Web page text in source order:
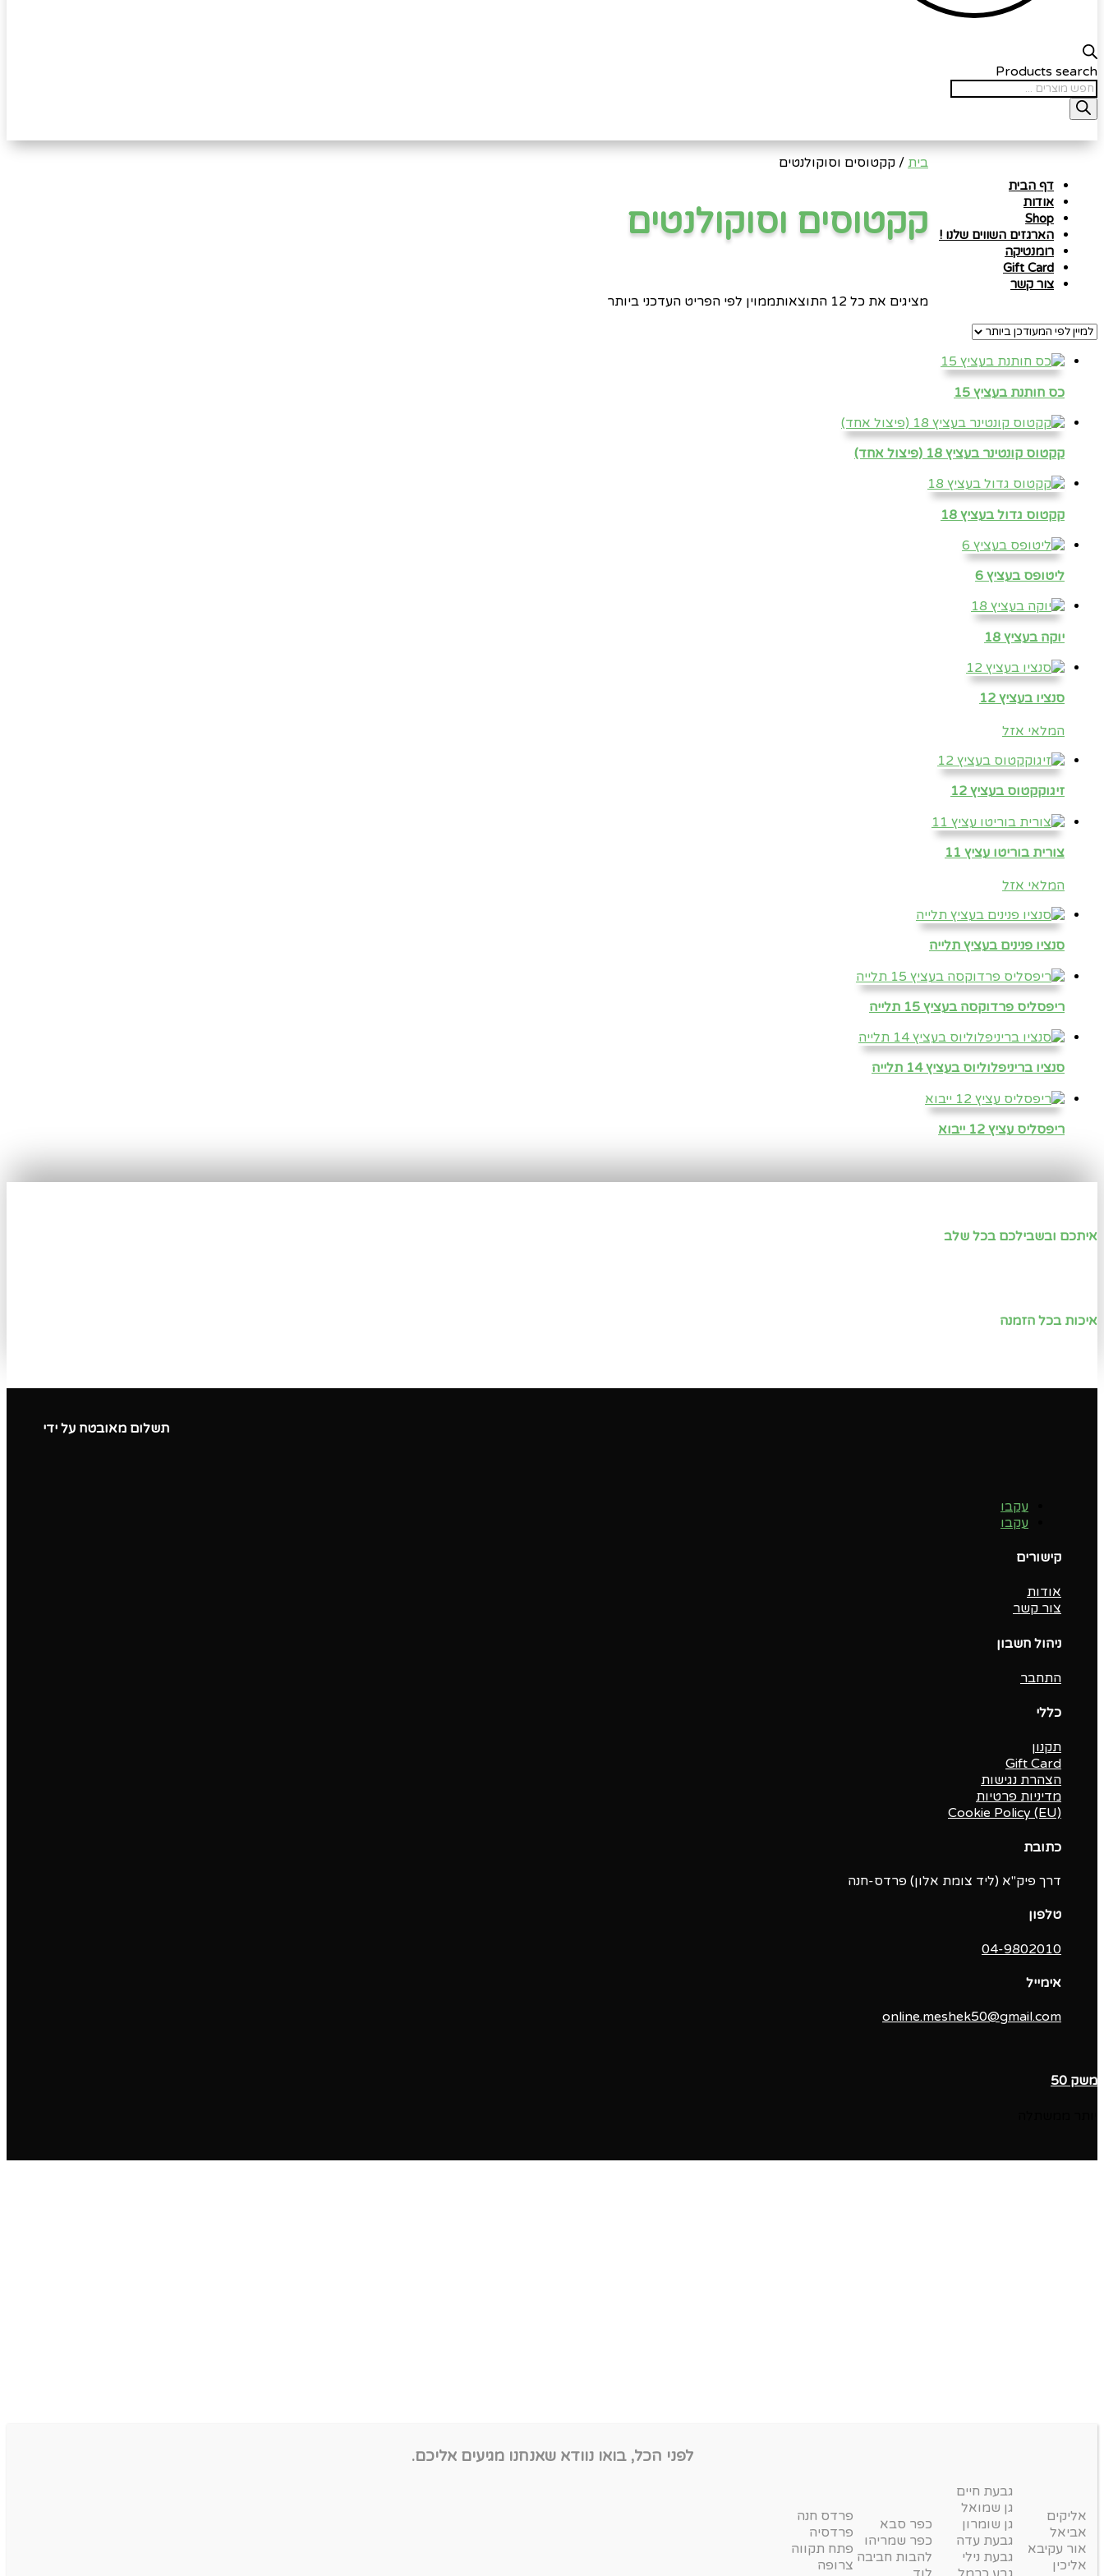
Products search
דף הבית
אודות
Shop
הארגזים השווים שלנו !
רומנטיקה
Gift Card
צור קשר
בית / קקטוסים וסוקולנטים
קקטוסים וסוקולנטים
מציגים את כל ⁦12⁩ התוצאות ממוין לפי הפריט העדכני ביותר
כס חותנת בעציץ 15
קקטוס קונטינר בעציץ 18 (פיצול אחד)
קקטוס גדול בעציץ 18
ליטופס בעציץ 6
יוקה בעציץ 18
סנציו בעציץ 12
המלאי אזל
זיגוקקטוס בעציץ 12
צורית בוריטו עציץ 11
המלאי אזל
סנציו פנינים בעציץ תלייה
ריפסליס פרדוקסה בעציץ 15 תלייה
סנציו בריניפלוליוס בעציץ 14 תלייה
ריפסליס עציץ 12 ייבוא
איתכם ובשבילכם בכל שלב
איכות בכל הזמנה
תשלום מאובטח על ידי
עקבו
עקבו
קישורים
אודות
צור קשר
ניהול חשבון
התחבר
כללי
תקנון
Gift Card
הצהרת נגישות
מדיניות פרטיות
Cookie Policy (EU)
כתובת
דרך פיק"א (ליד צומת אלון) פרדס-חנה
טלפון
04-9802010‬
אימייל
online.meshek50@gmail.com
משק 50
לפני הכל, בואו נוודא שאנחנו מגיעים אליכם.
אליקים
אביאל
אור עקיבא
אליכין
גבעת חיים
גן שמואל
גן שומרון
גבעת עדה
גבעת נילי
כפר סבא
כפר שמריהו
להבות חביבה
פרדס חנה
פרדסיה
פתח תקווה
צרופה